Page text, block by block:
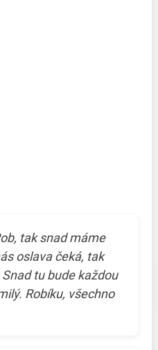
tak snad máme
oslava čeká, tak
tu bude každou
Robíku, všechno